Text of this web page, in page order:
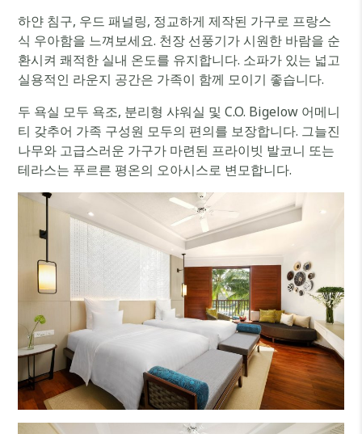
하얀 침구, 우드 패널링, 정교하게 제작된 가구로 프랑스
식 우아함을 느껴보세요. 천장 선풍기가 시원한 바람을 순
환시켜 쾌적한 실내 온도를 유지합니다. 소파가 있는 넓고
실용적인 라운지 공간은 가족이 함께 모이기 좋습니다.
두 욕실 모두 욕조, 분리형 샤워실 및 C.O. Bigelow 어메니
티 갖추어 가족 구성원 모두의 편의를 보장합니다. 그늘진
나무와 고급스러운 가구가 마련된 프라이빗 발코니 또는
테라스는 푸르른 평온의 오아시스로 변모합니다.